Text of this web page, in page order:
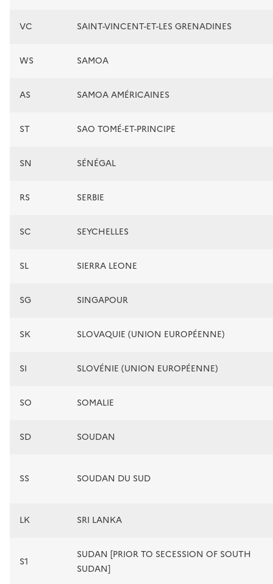
VC SAINT-VINCENT-ET-LES GRENADINES
WS SAMOA
AS SAMOA AMÉRICAINES
ST SAO TOMÉ-ET-PRINCIPE
SN SÉNÉGAL
RS SERBIE
SC SEYCHELLES
SL SIERRA LEONE
SG SINGAPOUR
SK SLOVAQUIE (UNION EUROPÉENNE)
SI SLOVÉNIE (UNION EUROPÉENNE)
SO SOMALIE
SD SOUDAN
SS SOUDAN DU SUD
LK SRI LANKA
S1
SUDAN [PRIOR TO SECESSION OF SOUTH
SUDAN]